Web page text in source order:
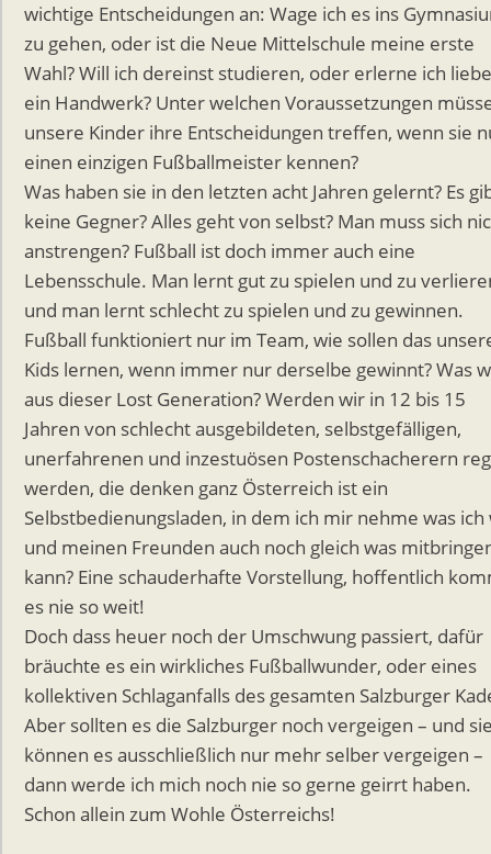
wichtige Entscheidungen an: Wage ich es ins
zu gehen, oder ist die Neue Mittelschule meine erste
Wahl? Will ich dereinst studieren, oder erlerne ich
ein Handwerk? Unter welchen Voraussetzungen
unsere Kinder ihre Entscheidungen treffen, wenn sie
einen einzigen Fußballmeister kennen?
Was haben sie in den letzten acht Jahren gelernt? Es
keine Gegner? Alles geht von selbst? Man muss sich
anstrengen? Fußball ist doch immer auch eine
Lebensschule. Man lernt gut zu spielen und zu
und man lernt schlecht zu spielen und zu gewinnen.
Fußball funktioniert nur im Team, wie sollen das
Kids lernen, wenn immer nur derselbe gewinnt? Was
aus dieser Lost Generation? Werden wir in 12 bis 15
Jahren von schlecht ausgebildeten, selbstgefälligen,
unerfahrenen und inzestuösen Postenschacherern
werden, die denken ganz Österreich ist ein
Selbstbedienungsladen, in dem ich mir nehme was ich
und meinen Freunden auch noch gleich was
kann? Eine schauderhafte Vorstellung, hoffentlich
es nie so weit!
Doch dass heuer noch der Umschwung passiert, dafür
bräuchte es ein wirkliches Fußballwunder, oder eines
kollektiven Schlaganfalls des gesamten Salzburger
Aber sollten es die Salzburger noch vergeigen – und
können es ausschließlich nur mehr selber vergeigen –
dann werde ich mich noch nie so gerne geirrt haben.
Schon allein zum Wohle Österreichs!